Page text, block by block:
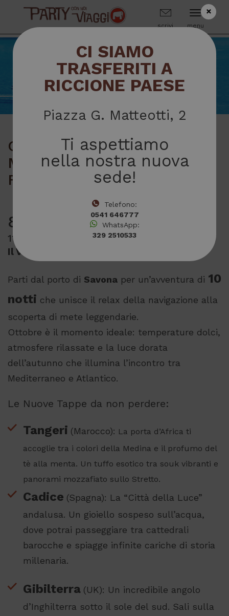
scrivi menu
CROCIERA SPAGNA
MAROCCO GIBILTERRA
FRANCIA
8/18 Ottobre
11 giorni/10 notti
Il Viaggio: Oltre le colonne d’Ercole
Parti dal porto di Savona per un’avventura di 10
notti che unisce il relax della navigazione alla
scoperta di mete leggendarie.
Ottobre è il momento ideale: temperature dolci,
atmosfere rilassate e la luce dorata
dell’autunno che illumina l’incontro tra
Mediterraneo e Atlantico.
Le Nuove Tappe da non perdere:
Tangeri (Marocco): La porta d’Africa ti
accoglie tra i colori della Medina e il profumo del
tè alla menta. Un tuffo esotico tra souk vibranti e
panorami mozzafiato sullo Stretto.
Cadice (Spagna): La “Città della Luce”
andalusa. Un gioiello sospeso sull’acqua,
dove potrai passeggiare tra cattedrali
barocche e spiagge infinite cariche di storia
millenaria.
Gibilterra (UK): Un incredibile angolo
d’Inghilterra sotto il sole del sud. Sali sulla
×
CI SIAMO
TRASFERITI A
RICCIONE PAESE
Piazza G. Matteotti, 2
Ti aspettiamo
nella nostra nuova
sede!
Telefono:
0541 646777
WhatsApp:
329 2510533